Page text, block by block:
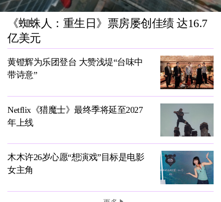
《蜘蛛人：重生日》票房屡创佳绩 达16.7
亿美元
黄镫辉为乐团登台 大赞浅堤“台味中
带诗意”
Netflix《猎魔士》最终季将延至2027
年上线
木木许26岁心愿“想演戏”目标是电影
女主角